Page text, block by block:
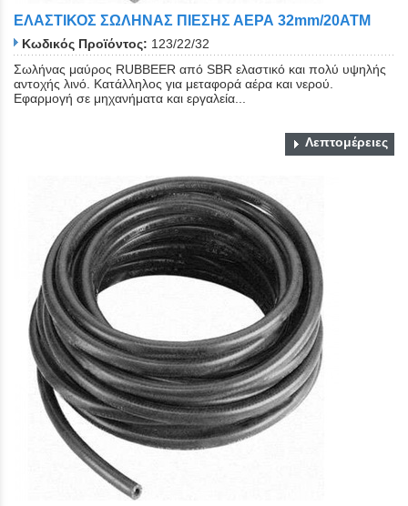
ΕΛΑΣΤΙΚΟΣ ΣΩΛΗΝΑΣ ΠΙΕΣΗΣ ΑΕΡΑ 32mm/20ATM
Κωδικός Προϊόντος: 123/22/32
Σωλήνας μαύρος RUBBEER από SBR ελαστικό και πολύ υψηλής
αντοχής λινό. Κατάλληλος για μεταφορά αέρα και νερού.
Εφαρμογή σε μηχανήματα και εργαλεία...
Λεπτομέρειες